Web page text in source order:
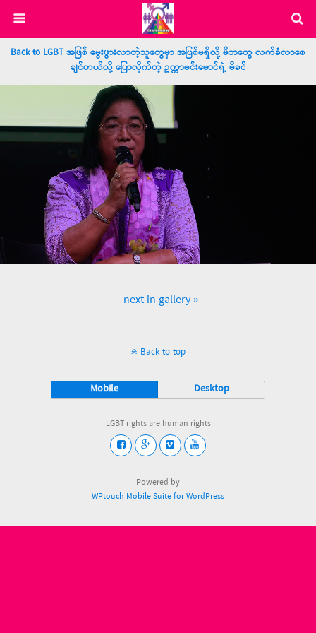
Back to LGBT အဖြစ် မွေးဖွားလာတဲ့သူတွေမှာ အပြစ်မရှိလို့ မိဘတွေ လက်ခံလာစေ
ချင်တယ်လို့ ပြောလိုက်တဲ့ ဥက္ကာမင်းမောင်ရဲ့ မိခင်
next in gallery »
Back to top
Mobile Desktop
LGBT rights are human rights
Powered by
WPtouch Mobile Suite for WordPress